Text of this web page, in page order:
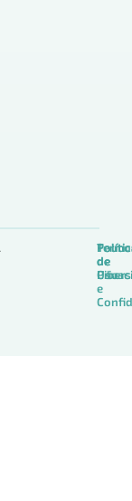
de
Uso
de
de
e